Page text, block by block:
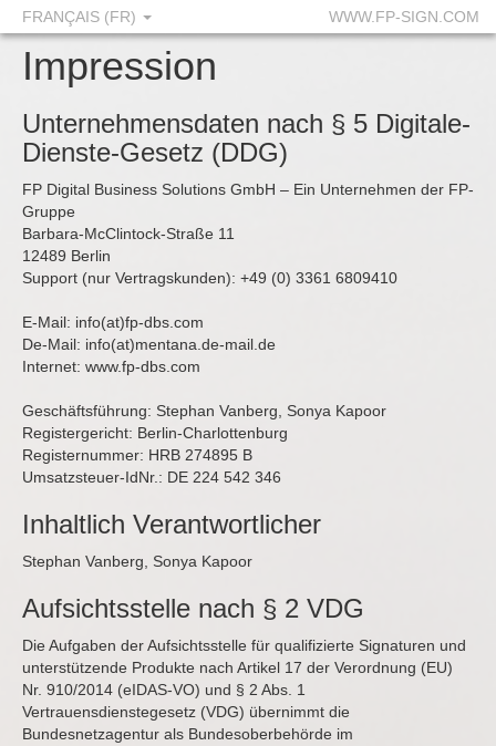
FRANÇAIS (FR) WWW.FP-SIGN.COM
Impression
Unternehmensdaten nach § 5 Digitale-
Dienste-Gesetz (DDG)
FP Digital Business Solutions GmbH – Ein Unternehmen der FP-
Gruppe
Barbara-McClintock-Straße 11
12489 Berlin
Support (nur Vertragskunden): +49 (0) 3361 6809410
E-Mail: info(at)fp-dbs.com
De-Mail: info(at)mentana.de-mail.de
Internet: www.fp-dbs.com
Geschäftsführung: Stephan Vanberg, Sonya Kapoor
Registergericht: Berlin-Charlottenburg
Registernummer: HRB 274895 B
Umsatzsteuer-IdNr.: DE 224 542 346
Inhaltlich Verantwortlicher
Stephan Vanberg, Sonya Kapoor
Aufsichtsstelle nach § 2 VDG
Die Aufgaben der Aufsichtsstelle für qualifizierte Signaturen und
unterstützende Produkte nach Artikel 17 der Verordnung (EU)
Nr. 910/2014 (eIDAS-VO) und § 2 Abs. 1
Vertrauensdienstegesetz (VDG) übernimmt die
Bundesnetzagentur als Bundesoberbehörde im